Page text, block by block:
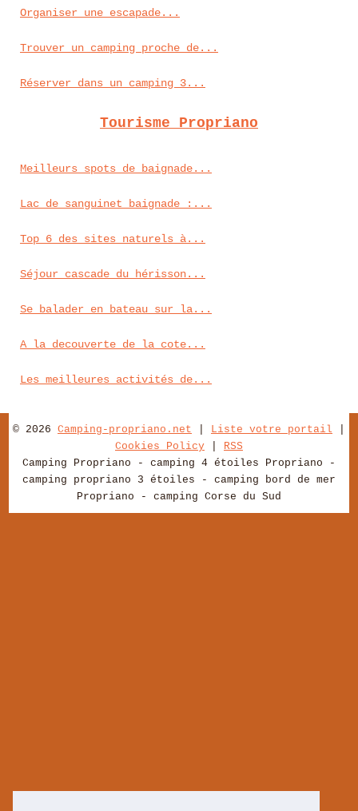
Organiser une escapade...
Trouver un camping proche de...
Réserver dans un camping 3...
Tourisme Propriano
Meilleurs spots de baignade...
Lac de sanguinet baignade :...
Top 6 des sites naturels à...
Séjour cascade du hérisson...
Se balader en bateau sur la...
A la decouverte de la cote...
Les meilleures activités de...
© 2026 Camping-propriano.net Liste votre portail
Cookies Policy
RSS
Camping Propriano - camping 4 étoiles Propriano -
camping propriano 3 étoiles - camping bord de mer
Propriano - camping Corse du Sud